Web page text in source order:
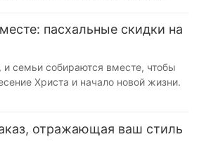
пасхальные скидки на
семьи собираются вместе, чтобы
Христа и начало новой жизни.
В такой тёплый день выбор
отражающая ваш стиль